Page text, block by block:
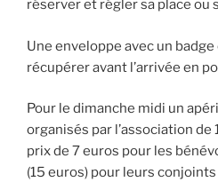
réserver et régler sa place ou
Une enveloppe avec un
récupérer avant l’arrivée en
Pour le dimanche midi un
organisés par l’association de
prix de 7 euros pour les
(15 euros) pour leurs